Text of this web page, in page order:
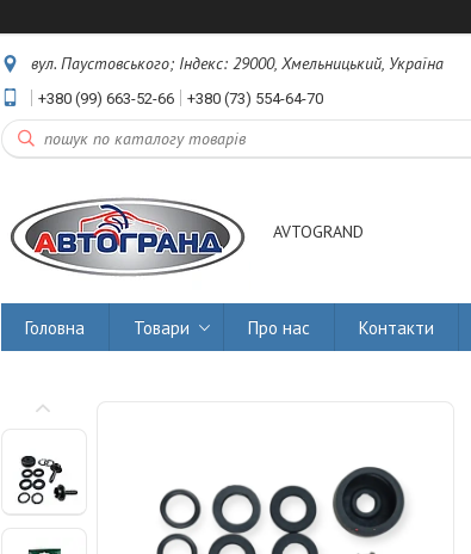
вул. Паустовського; Індекс: 29000, Хмельницький, Україна
+380 (99) 663-52-66 +380 (73) 554-64-70
AVTOGRAND
Головна Товари Про нас Контакти